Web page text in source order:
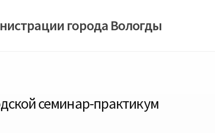
города Вологды
семинар-практикум